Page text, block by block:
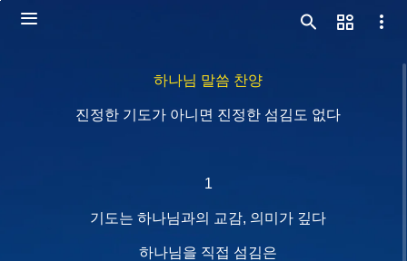
하나님 말씀 찬양
진정한 기도가 아니면 진정한 섬김도 없다
1
기도는 하나님과의 교감, 의미가 깊다
하나님을 직접 섬김은